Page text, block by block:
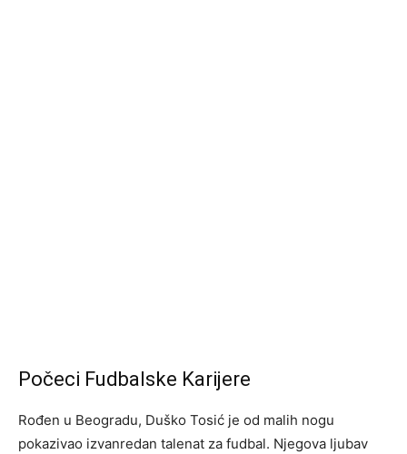
Počeci Fudbalske Karijere
Rođen u Beogradu, Duško Tosić je od malih nogu
pokazivao izvanredan talenat za fudbal. Njegova ljubav